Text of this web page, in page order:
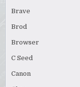
Brave
Brod
Browser
C Seed
Canon